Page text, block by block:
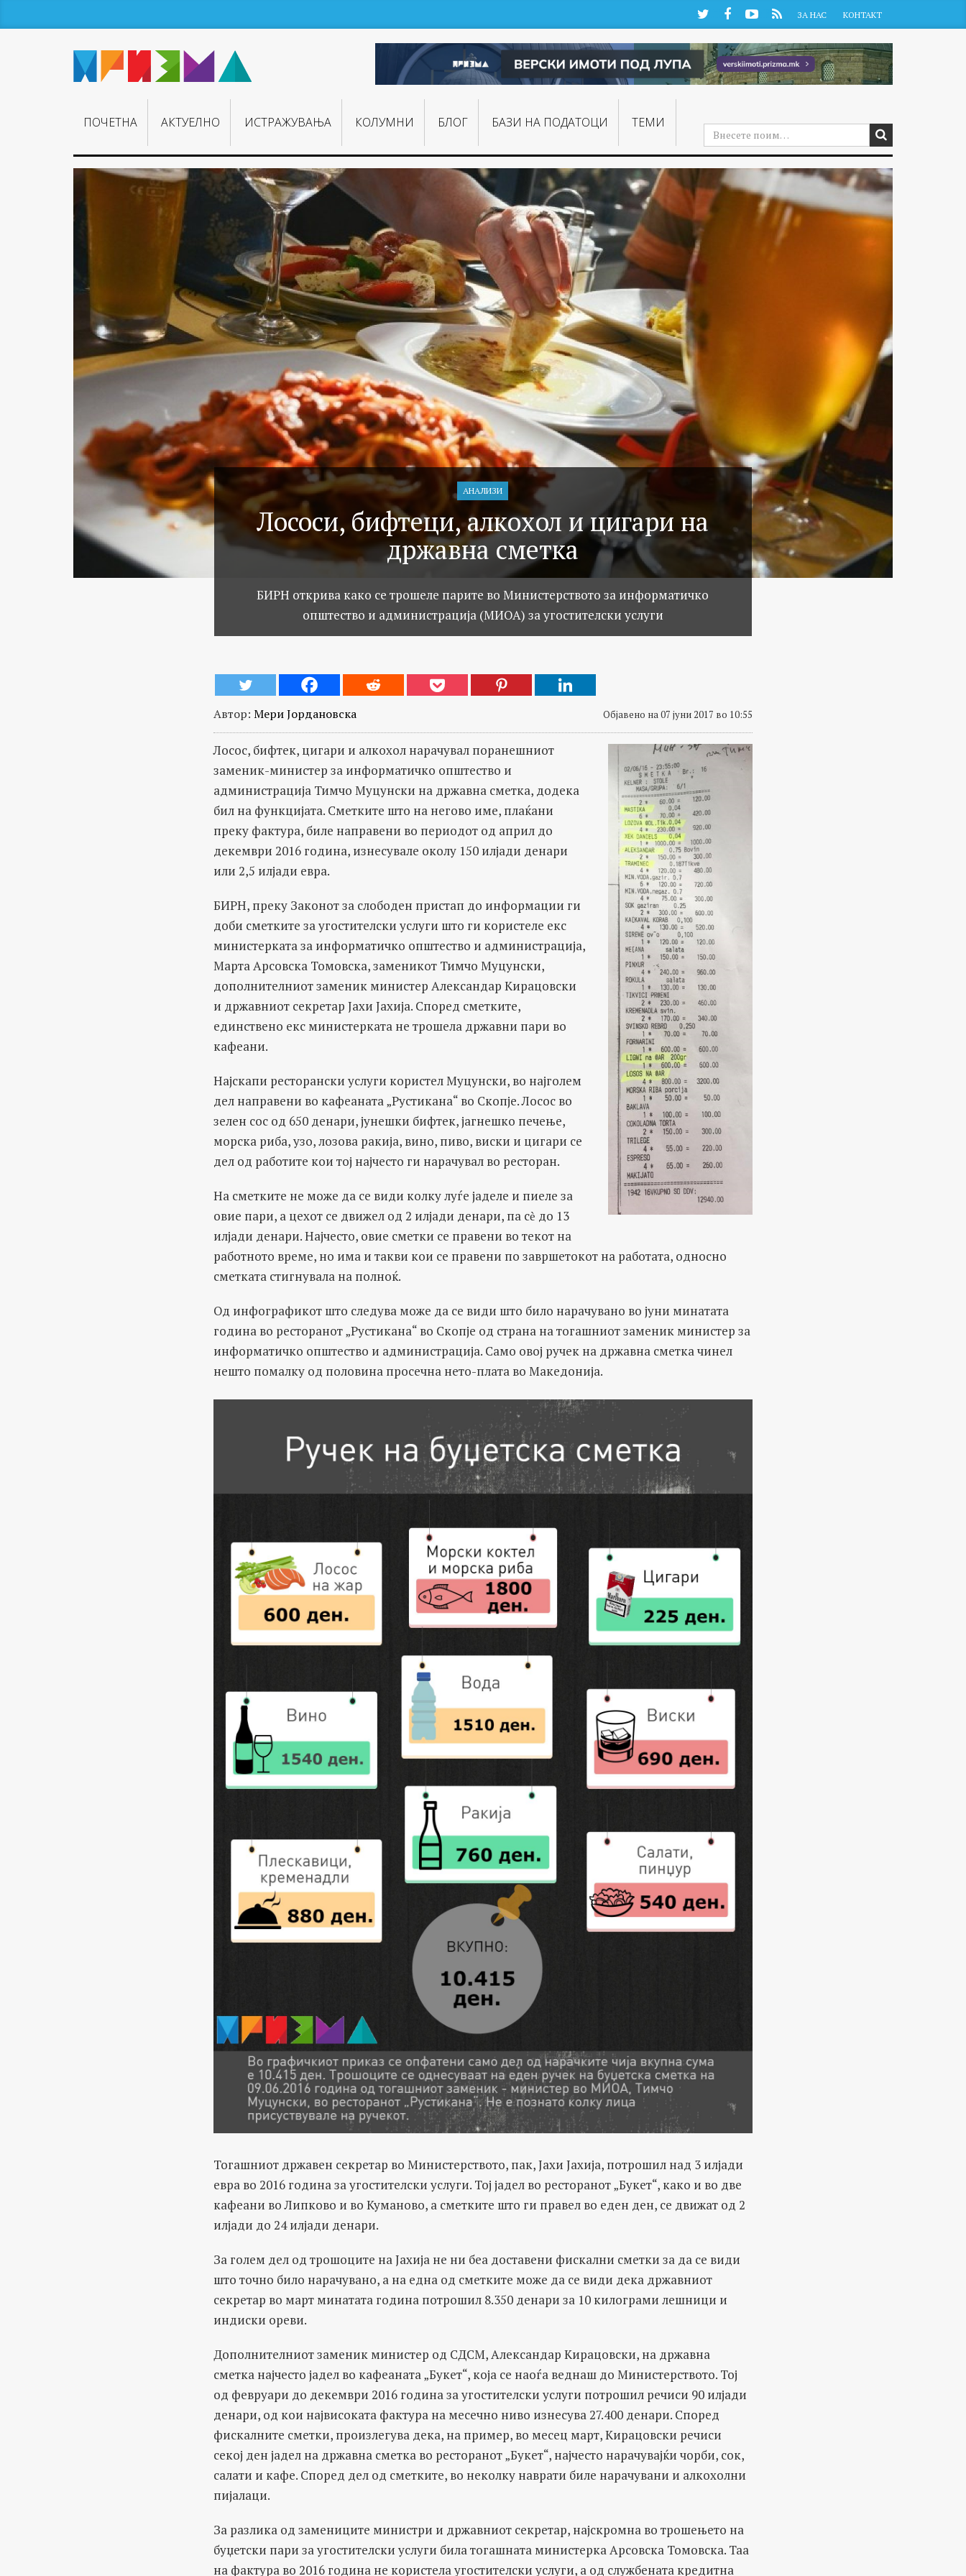
TwitterFacebookYouTube
RSS ЗА НАС КОНТАКТ
ПОЧЕТНА АКТУЕЛНО ИСТРАЖУВАЊA КОЛУМНИ БЛОГ БАЗИ НА ПОДАТОЦИ ТЕМИ
АНАЛИЗИ
Лососи, бифтеци, алкохол и цигари на
државна сметка
БИРН открива како се трошеле парите во Министерството за информатичко
општество и администрација (МИОА) за угостителски услуги
Автор: Мери Јордановска Објавено на 07 јуни 2017 во 10:55
Лосос, бифтек, цигари и алкохол нарачувал поранешниот
заменик-министер за информатичко општество и
администрација Тимчо Муцунски на државна сметка, додека
бил на функцијата. Сметките што на негово име, плаќани
преку фактура, биле направени во периодот од април до
декември 2016 година, изнесувале околу 150 илјади денари
или 2,5 илјади евра.
БИРН, преку Законот за слободен пристап до информации ги
доби сметките за угостителски услуги што ги користеле екс
министерката за информатичко општество и администрација,
Марта Арсовска Томовска, заменикот Тимчо Муцунски,
дополнителниот заменик министер Александар Кирацовски
и државниот секретар Јахи Јахија. Според сметките,
единствено екс министерката не трошела државни пари во
кафеани.
Најскапи ресторански услуги користел Муцунски, во најголем
дел направени во кафеаната „Рустикана“ во Скопје. Лосос во
зелен сос од 650 денари, јунешки бифтек, јагнешко печење,
морска риба, узо, лозова ракија, вино, пиво, виски и цигари се
дел од работите кои тој најчесто ги нарачувал во ресторан.
На сметките не може да се види колку луѓе јаделе и пиеле за
овие пари, а цехот се движел од 2 илјади денари, па сѐ до 13
илјади денари. Најчесто, овие сметки се правени во текот на
работното време, но има и такви кои се правени по завршетокот на работата, односно
сметката стигнувала на полноќ.
Од инфографикот што следува може да се види што било нарачувано во јуни минатата
година во ресторанот „Рустикана“ во Скопје од страна на тогашниот заменик министер за
информатичко општество и администрација. Само овој ручек на државна сметка чинел
нешто помалку од половина просечна нето-плата во Македонија.
Тогашниот државен секретар во Министерството, пак, Јахи Јахија, потрошил над 3 илјади
евра во 2016 година за угостителски услуги. Тој јадел во ресторанот „Букет“, како и во две
кафеани во Липково и во Куманово, а сметките што ги правел во еден ден, се движат од 2
илјади до 24 илјади денари.
За голем дел од трошоците на Јахија не ни беа доставени фискални сметки за да се види
што точно било нарачувано, а на една од сметките може да се види дека државниот
секретар во март минатата година потрошил 8.350 денари за 10 килограми лешници и
индиски ореви.
Дополнителниот заменик министер од СДСМ, Александар Кирацовски, на државна
сметка најчесто јадел во кафеаната „Букет“, која се наоѓа веднаш до Министерството. Тој
од февруари до декември 2016 година за угостителски услуги потрошил речиси 90 илјади
денари, од кои највисоката фактура на месечно ниво изнесува 27.400 денари. Според
фискалните сметки, произлегува дека, на пример, во месец март, Кирацовски речиси
секој ден јадел на државна сметка во ресторанот „Букет“, најчесто нарачувајќи чорби, сок,
салати и кафе. Според дел од сметките, во неколку наврати биле нарачувани и алкохолни
пијалаци.
За разлика од замениците министри и државниот секретар, најскромна во трошењето на
буџетски пари за угостителски услуги била тогашната министерка Арсовска Томовска. Таа
на фактура во 2016 година не користела угостителски услуги, а од службената кредитна